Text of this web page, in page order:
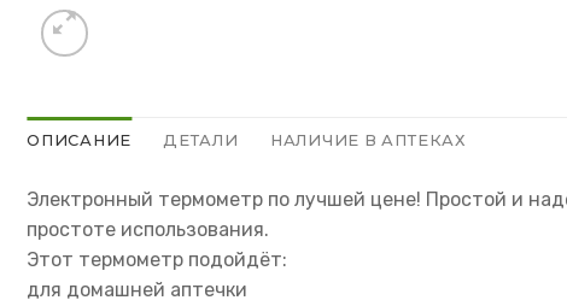
ОПИСАНИЕ ДЕТАЛИ НАЛИЧИЕ В АПТЕКАХ
Электронный термометр по лучшей цене! Простой и
простоте использования.
Этот термометр подойдёт:
для домашней аптечки